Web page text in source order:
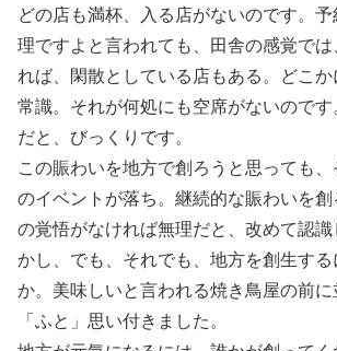
どの店も満杯、入る店がないのです。
理ですよと言われても、田舎の感覚で
れば、閑散としている店もある。どこ
常識。それが何処にも空席がないので
だと、びっくりです。
この賑わいを地方で創ろうと思っても
のイベントが落ち。継続的な賑わいを
の覚悟がなければ無理だと、改めて認
かし、でも、それでも、地方を創生する
か。美味しいと言われる焼き鳥屋の前に
「ふと」思い付きました。